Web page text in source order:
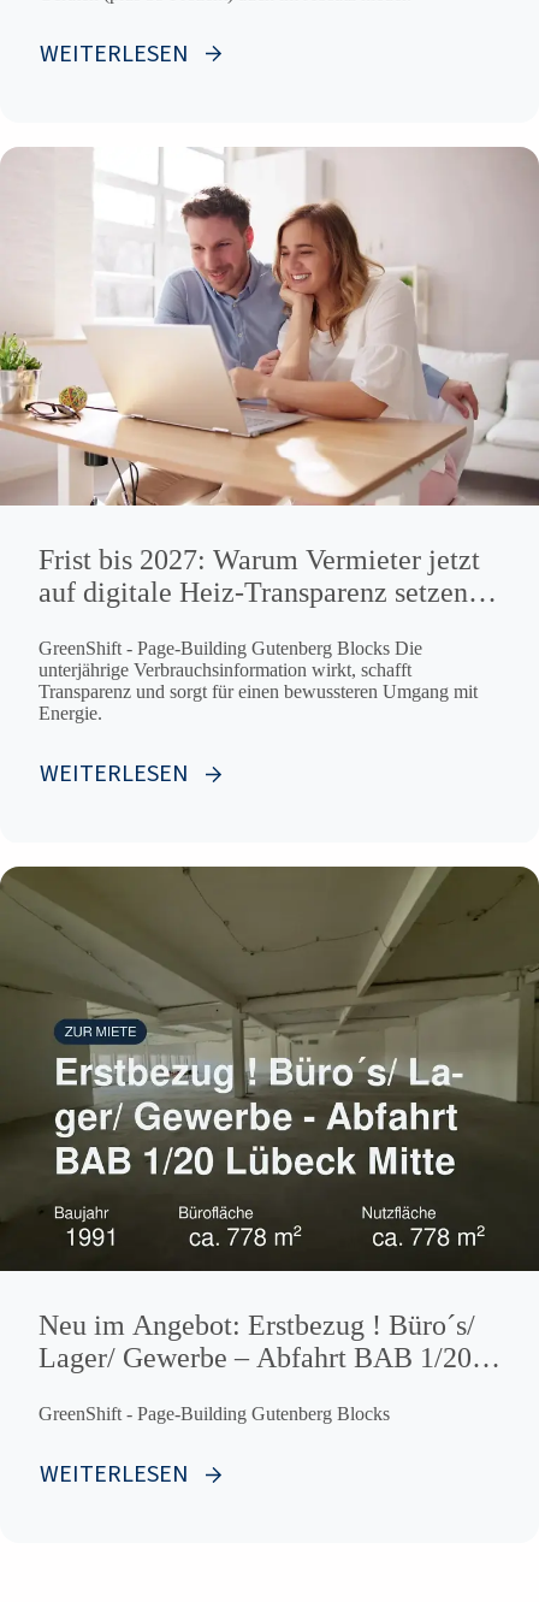
WEITERLESEN
Frist bis 2027: Warum Vermieter jetzt
auf digitale Heiz-Transparenz setzen
GreenShift - Page-Building Gutenberg Blocks Die
unterjährige Verbrauchsinformation wirkt, schafft
Transparenz und sorgt für einen bewussteren Umgang mit
Energie.
WEITERLESEN
Neu im Angebot: Erstbezug ! Büro´s/
Lager/ Gewerbe – Abfahrt BAB 1/20
GreenShift - Page-Building Gutenberg Blocks
WEITERLESEN